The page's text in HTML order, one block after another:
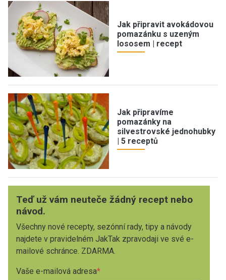
Jak připravit avokádovou
pomazánku s uzeným
lososem | recept
Jak připravíme
pomazánky na
silvestrovské jednohubky
| 5 receptů
Teď už vám neuteče žádný recept nebo
návod.
Všechny nové recepty, sezónní rady, tipy a návody
najdete v pravidelném JakTak zpravodaji ve své e-
mailové schránce. ZDARMA.
Vaše e-mailová adresa